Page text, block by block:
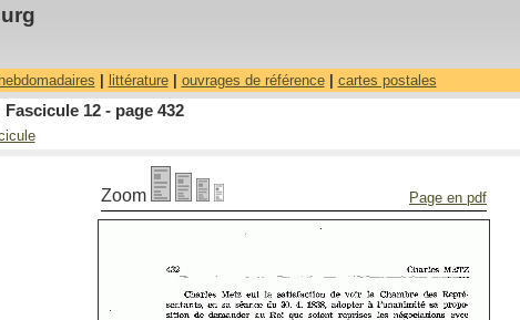
littérature| ouvrages de référence| cartes postales
12 - page 432
Zoom Page en pdf